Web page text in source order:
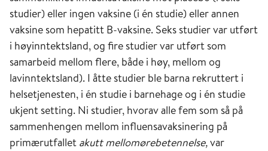
studier) eller ingen vaksine (i én studie) eller annen
vaksine som hepatitt B-vaksine. Seks studier var utført
i høyinntektsland, og fire studier var utført som
samarbeid mellom flere, både i høy, mellom og
lavinntektsland). I åtte studier ble barna rekruttert i
helsetjenesten, i én studie i barnehage og i én studie
ukjent setting. Ni studier, hvorav alle fem som så på
sammenhengen mellom influensavaksinering på
primærutfallet akutt mellomørebetennelse,var